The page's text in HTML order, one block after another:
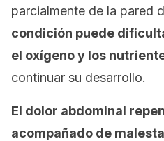
parcialmente de la pared
condición puede
el oxígeno y los
continuar su desarrollo.
El dolor abdominal
acompañado de